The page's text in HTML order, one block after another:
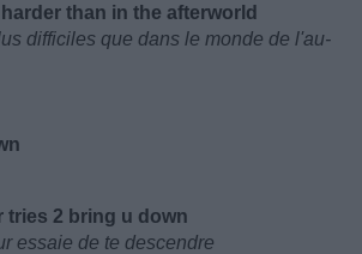
than in the afterworld
difficiles que dans le monde de l'au-
tries 2 bring u down
essaie de te descendre